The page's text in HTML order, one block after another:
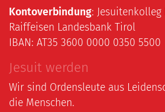
Kontoverbindung:
Raiffeisen Landesbank Tirol
IBAN: AT35 3600 0000 0350 5500
Jesuit werden
Wir sind Ordensleute aus
die Menschen.